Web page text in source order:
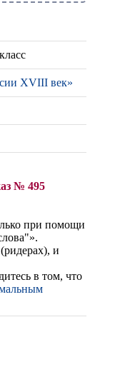
XVIII век»
№ 495
при помощи
и
в том, что